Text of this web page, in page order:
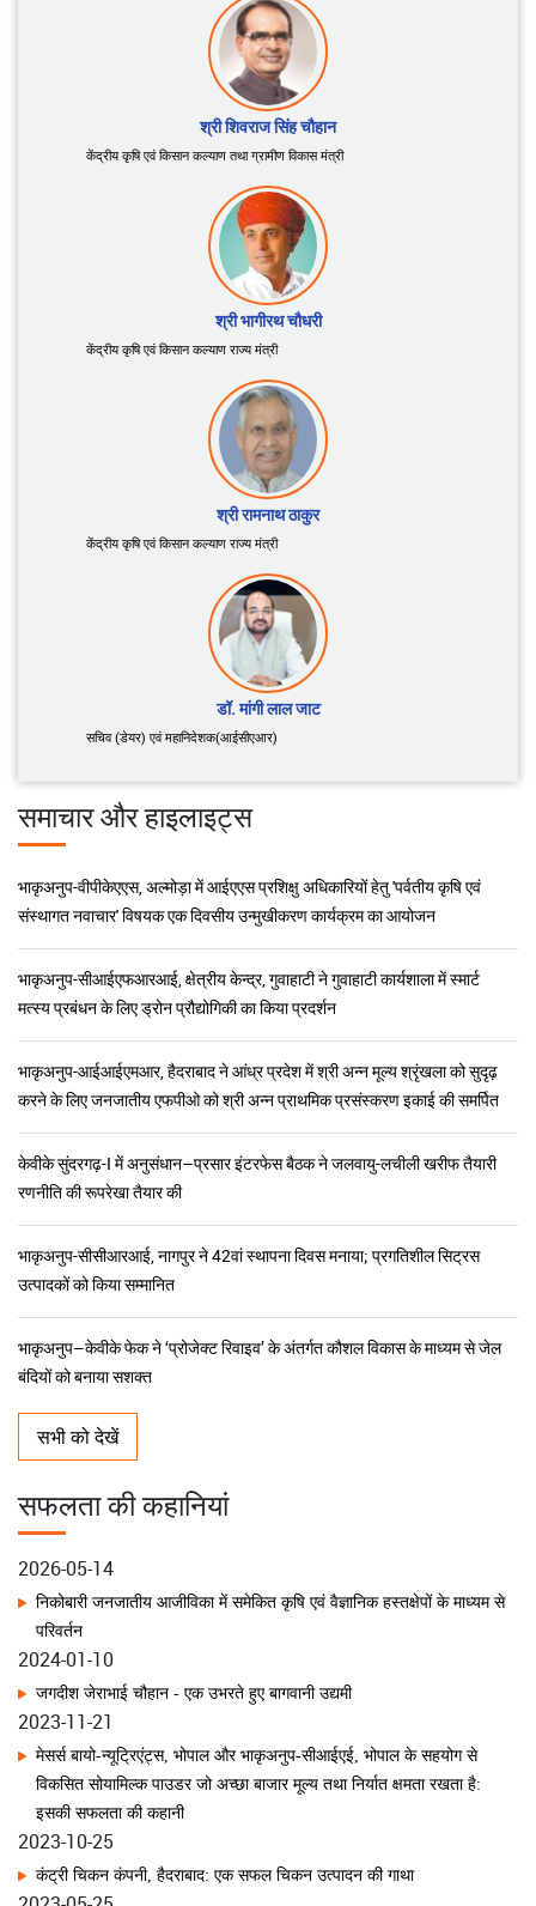
संस्थागत नवाचार' विषयक एक दिवसीय उन्मुखीकरण कार्यक्रम का आयोजन
सभी को देखें
समाचार और हाइलाइट्स
भाकृअनुप-वीपीकेएएस, अल्मोड़ा में आईएएस प्रशिक्षु अधिकारियों हेतु 'पर्वतीय कृषि एवं
संस्थागत नवाचार' विषयक एक दिवसीय उन्मुखीकरण कार्यक्रम का आयोजन
भाकृअनुप-सीआईएफआरआई, क्षेत्रीय केन्द्र, गुवाहाटी ने गुवाहाटी कार्यशाला में स्मार्ट
मत्स्य प्रबंधन के लिए ड्रोन प्रौद्योगिकी का किया प्रदर्शन
भाकृअनुप-आईआईएमआर, हैदराबाद ने आंध्र प्रदेश में श्री अन्न मूल्य श्रृंखला को सुदृढ़
करने के लिए जनजातीय एफपीओ को श्री अन्न प्राथमिक प्रसंस्करण इकाई की समर्पित
केवीके सुंदरगढ़-I में अनुसंधान–प्रसार इंटरफेस बैठक ने जलवायु-लचीली खरीफ तैयारी
रणनीति की रूपरेखा तैयार की
उत्पादकों को किया सम्मानित
भाकृअनुप–केवीके फेक ने ‘प्रोजेक्ट रिवाइव’ के अंतर्गत कौशल विकास के माध्यम से जेल
सतत कृषि के लिए वर्मीकम्पोस्टिंग; भाकृअनुप–केवीके, सीसीएआरआई, गोवा द्वारा जीवंत
विधि प्रदर्शन
भाकृअनुप-सीसीएआरआई, गोवा ने किचन गार्डन के माध्यम से घरेलू पोषण सुरक्षा को दिया
बढ़ावा
राजभाषा हिंदी के उत्कृष्ट कार्यान्वयन हेतु नगर राजभाषा कार्यान्वयन समिति (नराकास),
अल्मोड़ा "प्रशंसनीय" श्रेणी के राष्ट्रीय पुरस्कार से होने जा रहा सम्मानित
भाकृअनुप-सीसीआरआई, नागपुर ने सिट्रस की स्वच्छ रोपण सामग्री पर राष्ट्रीय
कार्यशाला का किया आयोजन
सभी को देखें
सफलता की कहानियां
2026-05-14
निकोबारी जनजातीय आजीविका में समेकित कृषि एवं वैज्ञानिक हस्तक्षेपों के माध्यम से
परिवर्तन
2024-01-10
जगदीश जेराभाई चौहान - एक उभरते हुए बागवानी उद्यमी
2023-11-21
मेसर्स बायो-न्यूट्रिएंट्स, भोपाल और भाकृअनुप-सीआईएई, भोपाल के सहयोग से
श्री शिवराज सिंह चौहान
केंद्रीय कृषि एवं किसान कल्याण तथा ग्रामीण विकास मंत्री
श्री भागीरथ चौधरी
केंद्रीय कृषि एवं किसान कल्याण राज्य मंत्री
श्री रामनाथ ठाकुर
केंद्रीय कृषि एवं किसान कल्याण राज्य मंत्री
डॉ. मांगी लाल जाट
सचिव (डेयर) एवं महानिदेशक(आईसीएआर)